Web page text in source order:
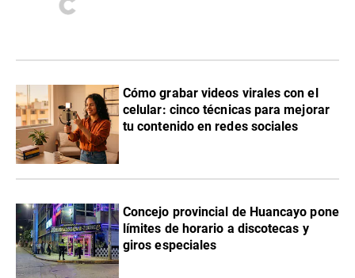
Cómo grabar videos virales con el
celular: cinco técnicas para mejorar
tu contenido en redes sociales
Concejo provincial de Huancayo pone
límites de horario a discotecas y
giros especiales